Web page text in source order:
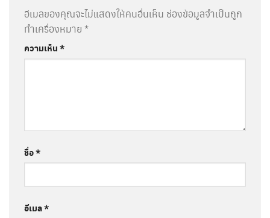
อีเมลของคุณจะไม่แสดงให้คนอื่นเห็น ช่องข้อมูลจำเป็นถูก
ทำเครื่องหมาย *
ความเห็น*
ชื่อ*
อีเมล*